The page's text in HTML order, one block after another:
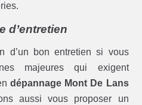
d’entretien
d’un bon entretien si vous
majeures qui exigent
dépannage Mont De Lans
aussi vous proposer un